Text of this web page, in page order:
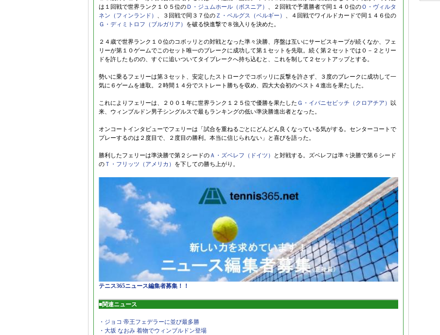
は１回戦で世界ランク１０５位のＤ・ジュムホール（ボスニア） 、２回戦で予選勝者で同１４０位のＯ・ヴィルタ
ネン（フィンランド） 、３回戦で同３７位の Ｚ・ベルグス（ベルギー） 、４回戦でワイルドカードで同１４６位の
Ｇ・ディミトロフ（ブルガリア） を破る快進撃で８強入りを決めた。
２４歳で世界ランク１０位のコボッリとの対戦となった準々決勝、序盤は互いにサービスキープが続くなか、フェ
リーが第１０ゲームでこのセット唯一のブレークに成功して第１セットを先取。続く第２セットでは０－２とリー
ドを許したものの、すぐに追いついてタイブレークへ持ち込むと、これを制して２セットアップとする。
勢いに乗るフェリーは第３セット、安定したストロークでコボッリに反撃を許さず、３度のブレークに成功して一
気に６ゲームを連取。２時間１４分でストレート勝ちを収め、四大大会初のベスト４進出を果たした。
これによりフェリーは、２００１年に世界ランク１２５位で優勝を果たした Ｇ・イバニセビッチ（クロアチア）
以
来、ウィンブルドン男子シングルスで最もランキングの低い準決勝進出者となった。
オンコートインタビューでフェリーは「試合を重ねるごとにどんどん良くなっている気がする。センターコートで
プレーするのは２度目で、２度目の勝利。本当に信じられない」と喜びを語った。
勝利したフェリーは準決勝で第２シードのＡ・ズベレフ（ドイツ）
と対戦する。ズベレフは準々決勝で第６シード
の Ｔ・フリッツ（アメリカ） を下しての勝ち上がり。
テニス365ニュース編集者募集！！
■関連ニュース
・ジョコ 帝王フェデラーに並び最多勝
・大坂 なおみ 着物でウィンブルドン登場